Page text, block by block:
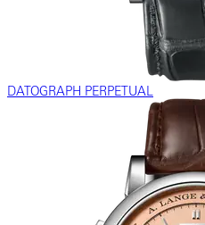
DATOGRAPH PERPETUAL